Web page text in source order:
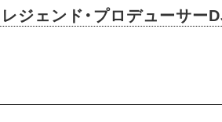
レジェンド・プロデューサ